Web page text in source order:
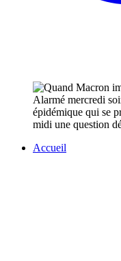
Alarmé mercredi
épidémique qui se
midi une question
Accueil